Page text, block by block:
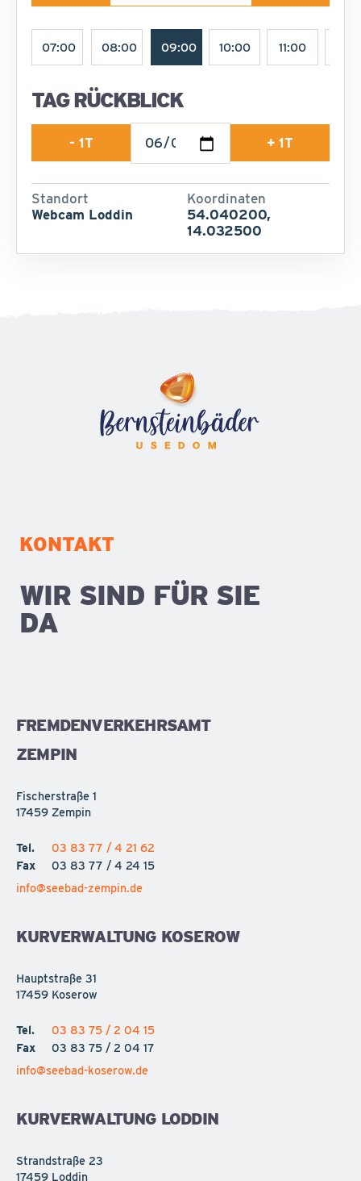
07:00 08:00 09:00 10:00 11:00
TAG RÜCKBLICK
- 1T + 1T
Standort
Webcam Loddin
Koordinaten
54.040200,
14.032500
KONTAKT
WIR SIND FÜR SIE
DA
FREMDENVERKEHRSAMT
ZEMPIN
Fischerstraße 1
17459 Zempin
Tel.
03 83 77 / 4 21 62
Fax
03 83 77 / 4 24 15
info@seebad-zempin.de
KURVERWALTUNG KOSEROW
Hauptstraße 31
17459 Koserow
Tel.
03 83 75 / 2 04 15
Fax
03 83 75 / 2 04 17
info@seebad-koserow.de
KURVERWALTUNG LODDIN
Strandstraße 23
17459 Loddin